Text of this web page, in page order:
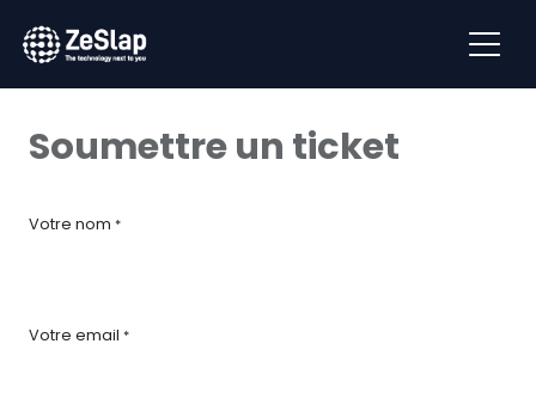
Soumettre un ticket
Votre nom *
Votre email *